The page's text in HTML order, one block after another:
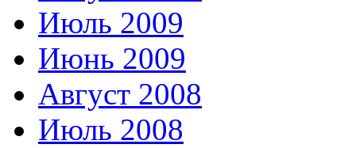
Июль 2009
Июнь 2009
Август 2008
Июль 2008